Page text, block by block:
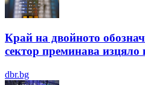
Край на двойното
сектор преминава изцяло
dbr.bg